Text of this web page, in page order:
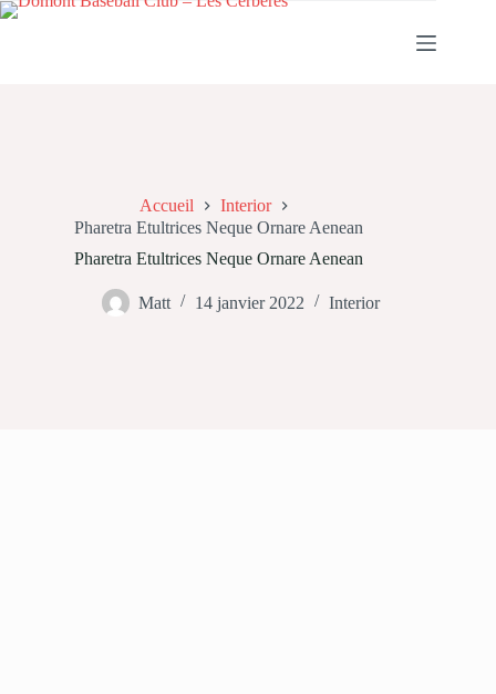
Passer
Accueil
Interior
Pharetra Etultrices Neque Ornare Aenean
Pharetra Etultrices Neque Ornare Aenean
Matt 14 janvier 2022 Interior